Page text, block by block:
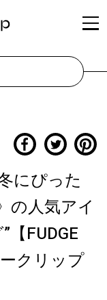
にぴった
の人気アイ
FUDGE
クリップ